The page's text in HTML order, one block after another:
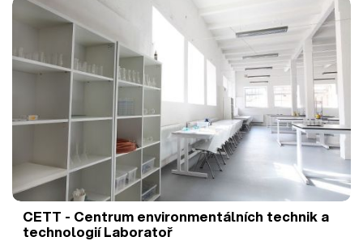
CETT - Centrum environmentálních technik a
technologiíLaboratoř